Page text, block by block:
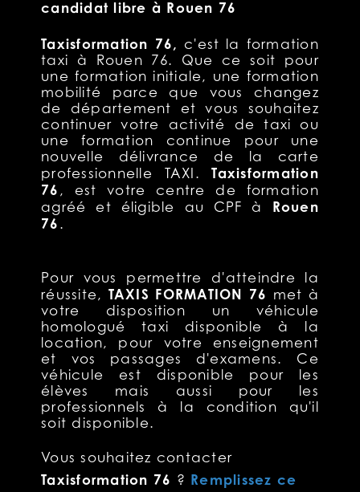
candidat libre à Rouen 76
Taxisformation 76, c'est la formation
taxi à Rouen 76. Que ce soit pour
une formation initiale, une formation
mobilité parce que vous changez
de département et vous souhaitez
continuer votre activité de taxi ou
une formation continue pour une
nouvelle délivrance de la carte
professionnelle TAXI.Taxisformation
76 , est votre centre de formation
agréé et éligible au CPF à Rouen
76 .
Pour vous permettre d'atteindre la
réussite, TAXIS FORMATION 76 met à
votre disposition un véhicule
homologué taxi disponible à la
location, pour votre enseignement
et vos passages d'examens. Ce
véhicule est disponible pour les
élèves mais aussi pour les
professionnels à la condition qu'il
soit disponible.
Vous souhaitez contacter
Taxisformation 76 ? Remplissez ce